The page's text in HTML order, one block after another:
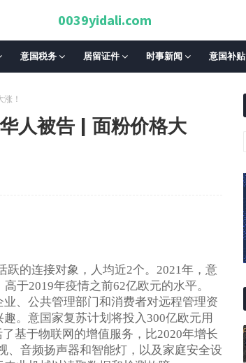
0039yidali.com
意国税务 居留证件 时事新闻 意国补贴
！
人被告 | 面粉价格大
跃的连接对象，人均近2个。 2021年，意
高于2019年疫情之前62亿欧元的水平。
、公共管理部门和消费者对远程管理资
。意国家复苏计划将投入300亿欧元用
基于物联网的增值服务，比2020年增长
、音频扬声器和智能灯，以及家庭安全设